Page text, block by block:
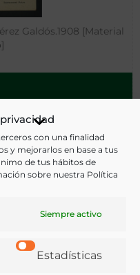
con una finalidad
y mejorarlos en base a tus
de tus hábitos de
sobre nuestra Política
Siempre activo
Estadísticas
Galdós.1908 [Material